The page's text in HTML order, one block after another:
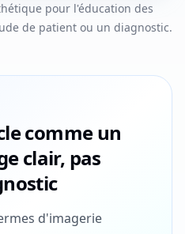
pour l'éducation des
de patient ou un diagnostic.
comme un
clair, pas
d'imagerie